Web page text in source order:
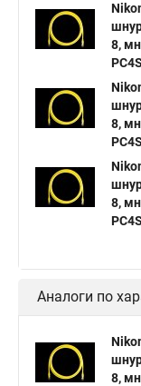
8,
8,
8,
Аналоги по
8,